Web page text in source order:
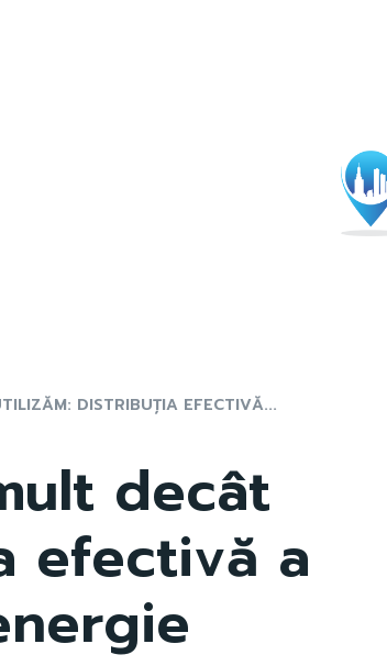
DISTRIBUȚIA EFECTIVĂ...
decât
efectivă a